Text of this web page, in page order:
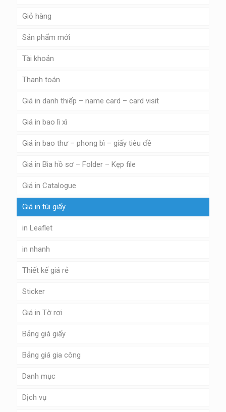
Giỏ hàng
Sản phẩm mới
Tài khoản
Thanh toán
Giá in danh thiếp – name card – card visit
Giá in bao lì xì
Giá in bao thư – phong bì – giấy tiêu đề
Giá in Bìa hồ sơ – Folder – Kẹp file
Giá in Catalogue
Giá in túi giấy
in Leaflet
in nhanh
Thiết kế giá rẻ
Sticker
Giá in Tờ rơi
Bảng giá giấy
Bảng giá gia công
Danh mục
Dịch vụ